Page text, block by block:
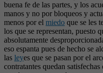
buena fe de las partes, y los
manos y no por bloqueos y
menos por el miedo que se les
los que se representan, puesto
absolutamente
eso espanta pues de hecho se
las leyes que se pasan por el
contratantes quedan